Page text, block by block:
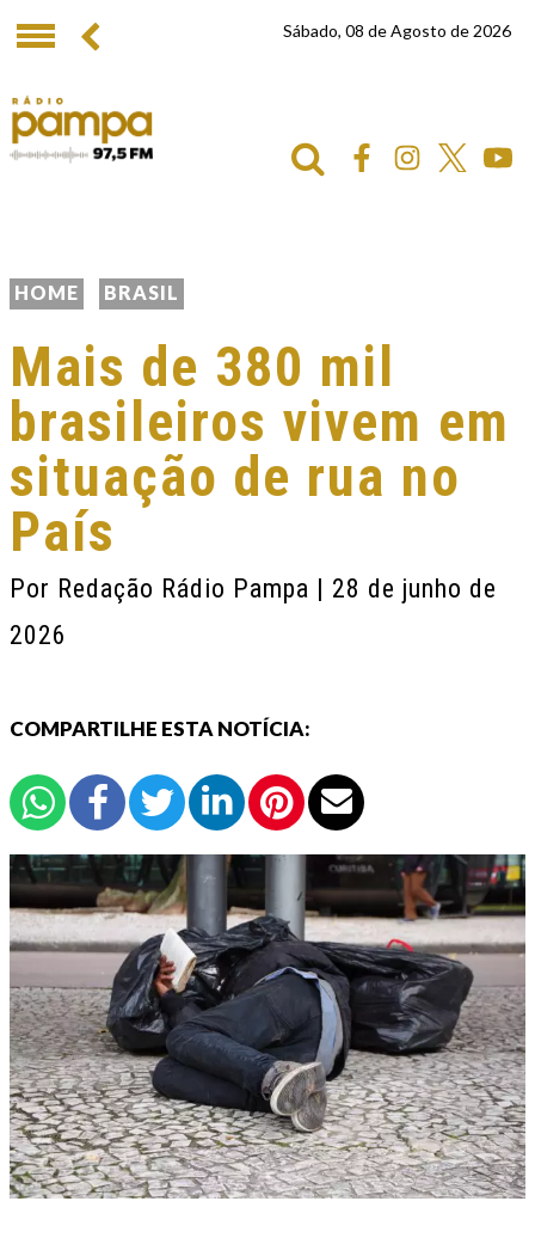
Sábado, 08 de Agosto de 2026
HOME BRASIL
Mais de 380 mil
brasileiros vivem em
situação de rua no
País
Por Redação Rádio Pampa | 28 de junho de
2026
COMPARTILHE ESTA NOTÍCIA: